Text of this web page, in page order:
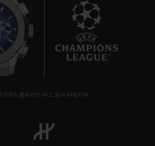
UEFA 챔피언스 리그 공식 타임키퍼